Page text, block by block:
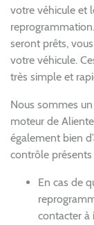
votre véhicule et
seront prêts,
votre véhicule.
très simple et
Nous sommes
moteur de
également bien
contrôle
En cas de
contacter à